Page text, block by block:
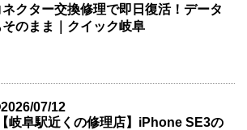
ネクター交換修理で即日復活！データ
そのまま｜クイック岐阜
2026/07/12
【岐阜駅近くの修理店】iPhone SE3の